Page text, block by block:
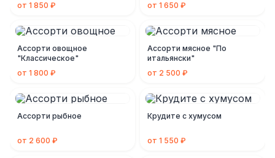
от 1 850 ₽ от 1 650 ₽
Ассорти овощное
"Классическое"
от 1 800 ₽
Ассорти мясное "По
итальянски"
от 2 500 ₽
Ассорти рыбное
от 2 600 ₽
Крудите с хумусом
от 1 550 ₽